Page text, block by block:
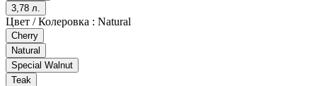
3,78 л.
Цвет / Колеровка : Natural
Cherry
Natural
Special Walnut
Teak